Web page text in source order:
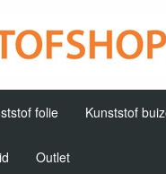
folie Kunststof
Outlet